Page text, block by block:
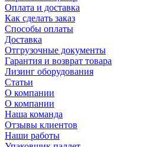
Оплата и доставка
Как сделать заказ
Способы оплаты
Доставка
Отгрузочные документы
Гарантия и возврат товара
Лизинг оборудования
Статьи
О компании
О компании
Наша команда
Отзывы клиентов
Наши работы